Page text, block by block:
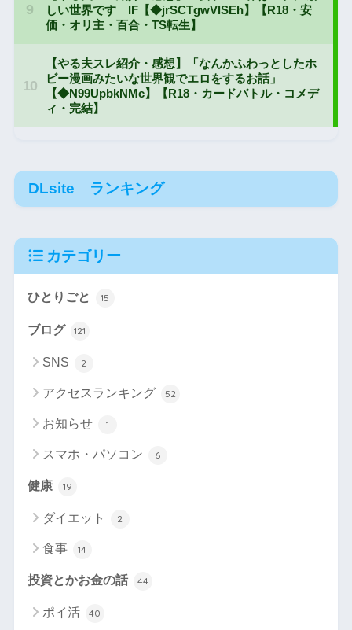
DLsite ランキング
カテゴリー
ひとりごと 15
ブログ 121
SNS 2
アクセスランキング 52
お知らせ 1
スマホ・パソコン 6
健康 19
ダイエット 2
食事 14
投資とかお金の話 44
ポイ活 40